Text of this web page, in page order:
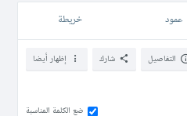
عمود خريطة
إظهار أيضا شارك التفاصيل
ضع الكلمة المناسبة